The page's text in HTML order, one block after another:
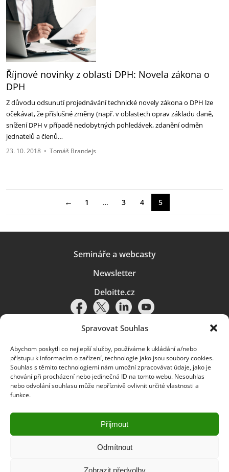
Spravovat Souhlas
Abychom poskytli co nejlepší služby, používáme k ukládání a/nebo
přístupu k informacím o zařízení, technologie jako jsou soubory cookies.
Souhlas s těmito technologiemi nám umožní zpracovávat údaje, jako je
chování při procházení nebo jedinečná ID na tomto webu. Nesouhlas
nebo odvolání souhlasu může nepříznivě ovlivnit určité vlastnosti a
funkce.
Přijmout
Odmítnout
Zobrazit předvolby
Říjnové novinky z oblasti DPH: Novela zákona o
DPH
Z důvodu odsunutí projednávání technické novely zákona o DPH lze
očekávat, že příslušné změny (např. v oblastech oprav základu daně,
snížení DPH v případě nedobytných pohledávek, zdanění odměn
jednatelů a členů…
23. 10. 2018 • Tomáš Brandejs
← 1 … 3 4 5
Semináře a webcasty
Newsletter
Deloitte.cz
Pravidla používání|Ochrana osobních údajů|Soubory cookies |
Deloitte.cz
© 2026. Více informací najdete vPravidlech používání.
Deloitte označuje jednu či více společností globální sítě členských
a přidružené subjekty (souhrnně „organizace Deloitte“). Společnost DTTL
(rovněž označovaná jako „Deloitte Global“) a každá z jejích členských
společností a jejich přidružených subjektů je samostatným a nezávislým
právním subjektem, který není oprávněn zavazovat nebo přijímat závazky
za jinou z těchto členských společností a jejich přidružených subjektů ve
pochybení, nikoli za jednání či pochybení jiných členských společností či